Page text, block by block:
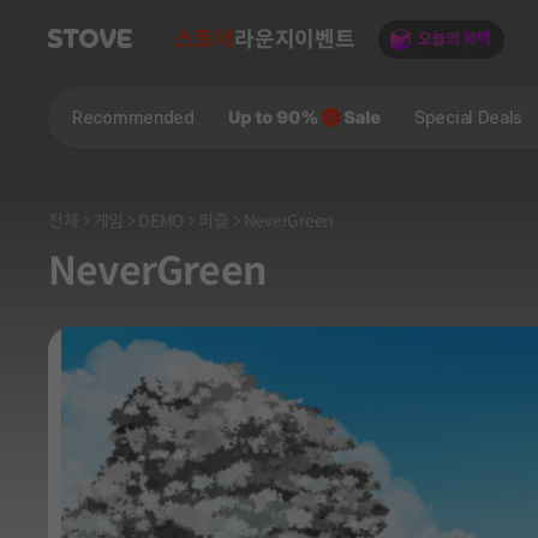
스토어 라운지 이벤트
Recommended Special Deals
전체 게임 DEMO 퍼즐 NeverGreen
NeverGreen